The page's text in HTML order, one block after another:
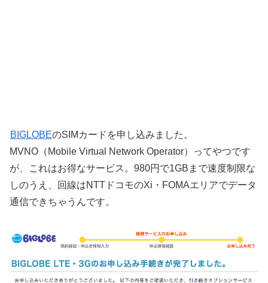
BIGLOBEのSIMカードを申し込みました。
MVNO（Mobile Virtual Network Operator）ってやつです
が、これはお得なサービス。980円で1GBまで速度制限な
しのうえ、回線はNTTドコモのXi・FOMAエリアでデータ
通信できちゃうんです。